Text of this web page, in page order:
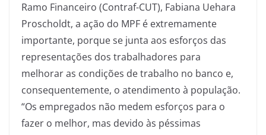
Ramo Financeiro (Contraf-CUT), Fabiana Uehara
Proscholdt, a ação do MPF é extremamente
importante, porque se junta aos esforços das
representações dos trabalhadores para
melhorar as condições de trabalho no banco e,
consequentemente, o atendimento à população.
“Os empregados não medem esforços para o
fazer o melhor, mas devido às péssimas